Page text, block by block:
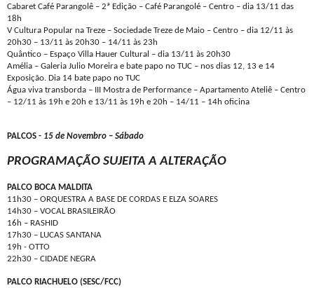
Cabaret Café Parangolê – 2ª Edição – Café Parangolé – Centro – dia 13/11 das
18h
V Cultura Popular na Treze – Sociedade Treze de Maio – Centro – dia 12/11 às
20h30 – 13/11 às 20h30 – 14/11 às 23h
Quântico – Espaço Villa Hauer Cultural – dia 13/11 às 20h30
Amélia – Galeria Julio Moreira e bate papo no TUC – nos dias 12, 13 e 14
Exposição. Dia 14 bate papo no TUC
Água viva transborda – III Mostra de Performance – Apartamento Ateliê – Centro
– 12/11 às 19h e 20h e 13/11 às 19h e 20h – 14/11 – 14h oficina
PALCOS - 15 de Novembro – Sábado
PROGRAMAÇÃO SUJEITA A ALTERAÇÃO
PALCO BOCA MALDITA
11h30 – ORQUESTRA A BASE DE CORDAS E ELZA SOARES
14h30 – VOCAL BRASILEIRÃO
16h – RASHID
17h30 – LUCAS SANTANA
19h - OTTO
22h30 – CIDADE NEGRA
PALCO RIACHUELO (SESC/FCC)